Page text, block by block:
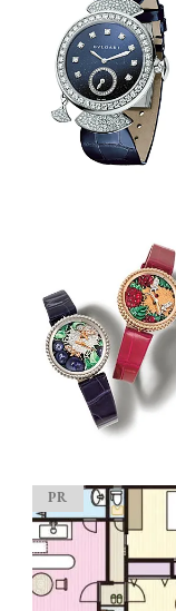
注目の記事